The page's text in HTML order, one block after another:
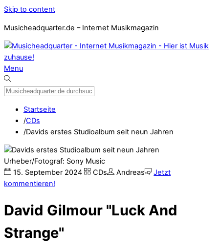
Skip to content
Musicheadquarter.de – Internet Musikmagazin
Menu
Startseite
/CDs
/Davids erstes Studioalbum seit neun Jahren
Urheber/Fotograf: Sony Music
15. September 2024 CDs Andreas
Jetzt
kommentieren!
David Gilmour "Luck And
Strange"